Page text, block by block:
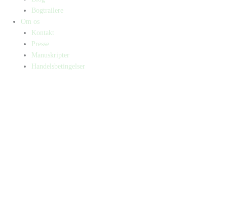
Bogtrailere
Om os
Kontakt
Presse
Manuskripter
Handelsbetingelser